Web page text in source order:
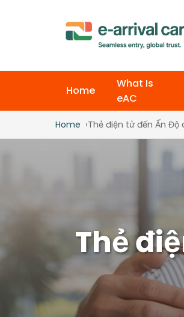
Home
What Is
eAC
Home Thẻ điện tử đến Ấn Độ
Thẻ